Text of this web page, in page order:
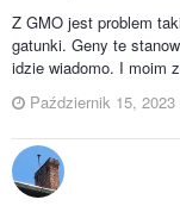
Z GMO jest problem
gatunki. Geny te
idzie wiadomo. I moim
Październik 15, 2023